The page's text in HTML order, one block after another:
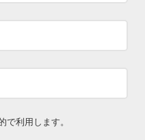
で利用します。